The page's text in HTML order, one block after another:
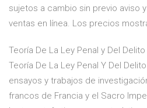
sujetos a cambio sin previo aviso
ventas en línea. Los precios
Teoría De La Ley Penal y Del
Teoría De La Ley Penal Y Del
ensayos y trabajos de
francos de Francia y el Sacro